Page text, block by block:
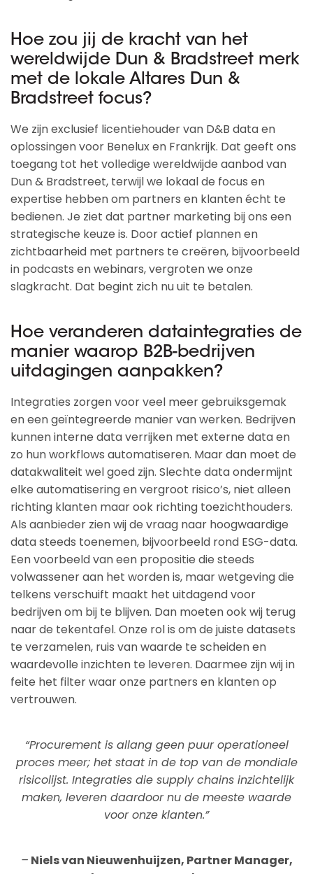
Hoe zou jij de kracht van het
wereldwijde Dun & Bradstreet merk
met de lokale Altares Dun &
Bradstreet focus?
We zijn exclusief licentiehouder van D&B data en
oplossingen voor Benelux en Frankrijk. Dat geeft ons
toegang tot het volledige wereldwijde aanbod van
Dun & Bradstreet, terwijl we lokaal de focus en
expertise hebben om partners en klanten écht te
bedienen. Je ziet dat partner marketing bij ons een
strategische keuze is. Door actief plannen en
zichtbaarheid met partners te creëren, bijvoorbeeld
in podcasts en webinars, vergroten we onze
slagkracht. Dat begint zich nu uit te betalen.
Hoe veranderen dataintegraties de
manier waarop B2B-bedrijven
uitdagingen aanpakken?
Integraties zorgen voor veel meer gebruiksgemak
en een geïntegreerde manier van werken. Bedrijven
kunnen interne data verrijken met externe data en
zo hun workflows automatiseren. Maar dan moet de
datakwaliteit wel goed zijn. Slechte data ondermijnt
elke automatisering en vergroot risico’s, niet alleen
richting klanten maar ook richting toezichthouders.
Als aanbieder zien wij de vraag naar hoogwaardige
data steeds toenemen, bijvoorbeeld rond ESG-data.
Een voorbeeld van een propositie die steeds
volwassener aan het worden is, maar wetgeving die
telkens verschuift maakt het uitdagend voor
bedrijven om bij te blijven. Dan moeten ook wij terug
naar de tekentafel. Onze rol is om de juiste datasets
te verzamelen, ruis van waarde te scheiden en
waardevolle inzichten te leveren. Daarmee zijn wij in
feite het filter waar onze partners en klanten op
vertrouwen.
“Procurement is allang geen puur operationeel
proces meer; het staat in de top van de mondiale
risicolijst. Integraties die supply chains inzichtelijk
maken, leveren daardoor nu de meeste waarde
voor onze klanten.”
– Niels van Nieuwenhuijzen, Partner Manager,